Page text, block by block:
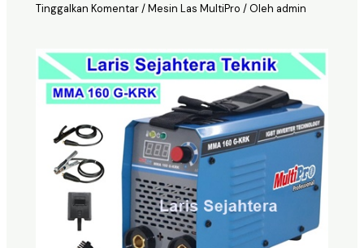
Tinggalkan Komentar/Mesin Las MultiPro / Oleh admin